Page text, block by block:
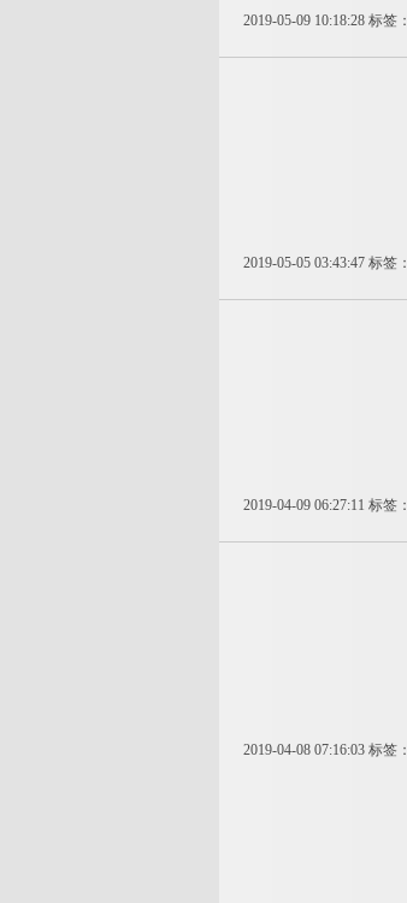
2019-05-09 10:18:28 标签：
2019-05-05 03:43:47 标签：
2019-04-09 06:27:11 标签：
2019-04-08 07:16:03 标签：